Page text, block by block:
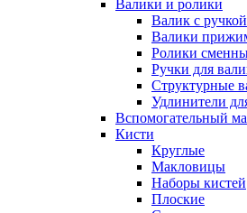
Валики и ролики
Валик с ручкой
Валики
Ролики
Ручки для
Структурные
Удлинители
Вспомогательный
Кисти
Круглые
Макловицы
Наборы кистей
Плоские